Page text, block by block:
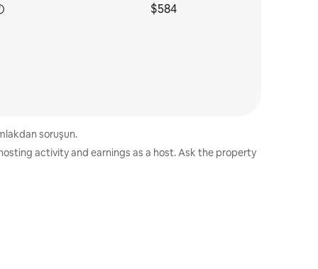
$584
soruşun.
activity and earnings as a host. Ask the property